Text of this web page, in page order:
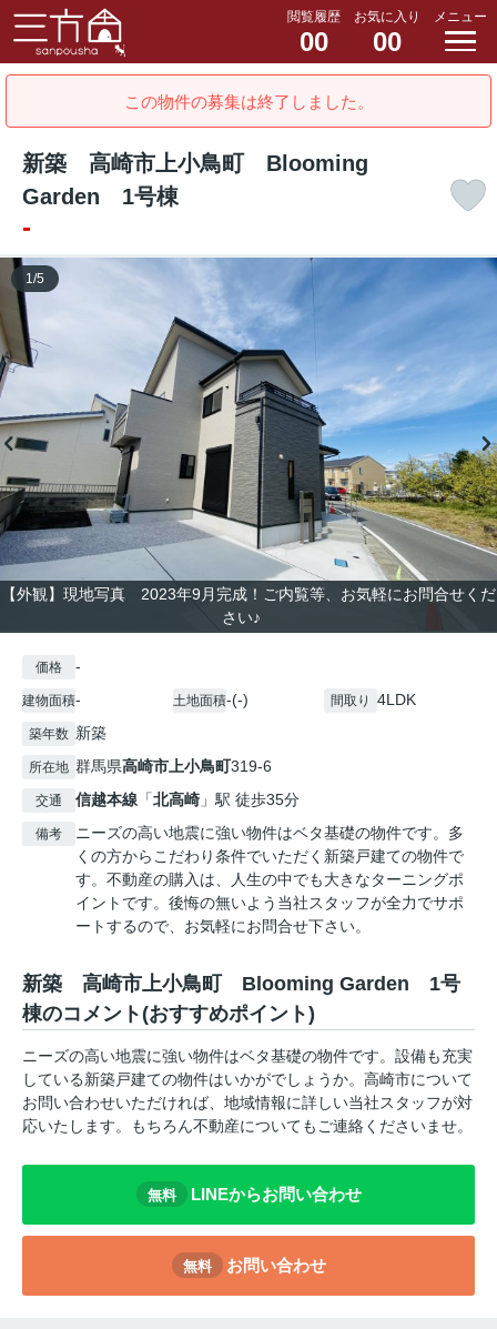
閲覧履歴
00
お気に入り
00
メニュー
この物件の募集は終了しました。
新築 高崎市上小鳥町 Blooming
Garden 1号棟
-
【外観】現地写真 2023年9月完成！ご内覧等、お気軽にお問合せくだ
さい♪
1/5
価格 -
建物面積- 土地面積-(-) 間取り 4LDK
築年数 新築
所在地 群馬県高崎市 上小鳥町319-6
交通 信越本線 「北高崎 」駅 徒歩35分
備考
ニーズの高い地震に強い物件はベタ基礎の物件です。多
くの方からこだわり条件でいただく新築戸建ての物件で
す。不動産の購入は、人生の中でも大きなターニングポ
イントです。後悔の無いよう当社スタッフが全力でサポ
ートするので、お気軽にお問合せ下さい。
新築 高崎市上小鳥町 Blooming Garden 1号
棟のコメント(おすすめポイント)
ニーズの高い地震に強い物件はベタ基礎の物件です。設備も充実
している新築戸建ての物件はいかがでしょうか。高崎市について
お問い合わせいただければ、地域情報に詳しい当社スタッフが対
応いたします。もちろん不動産についてもご連絡くださいませ。
無料 LINEからお問い合わせ
無料 お問い合わせ